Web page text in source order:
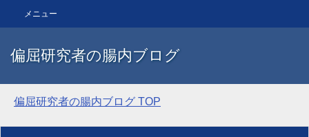
偏屈研究者の腸内ブログ
メニュー
偏屈研究者の腸内ブログ TOP